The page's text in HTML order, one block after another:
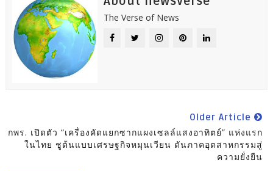
The Verse of News
Older Article
กพร. เปิดตัว “เครื่องคัดแยกซากแผงเซลล์แสงอาทิตย์” แห่งแรก
ในไทย ชูต้นแบบเศรษฐกิจหมุนเวียน ดันภาคอุตสาหกรรมสู่
ความยั่งยืน